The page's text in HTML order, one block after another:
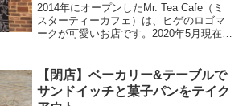
2014年にオープンしたMr. Tea Cafe（ミ
スターティーカフェ）は、ヒゲのロゴマ
ークが可愛いお店です。2020年5月現在、
り）の2店舗を展開しています。アラモ...
【閉店】ベーカリー&テーブルで
サンドイッチと菓子パンをテイク